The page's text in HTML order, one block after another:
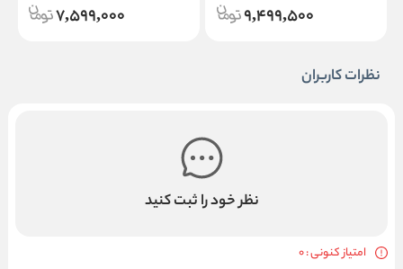
9,499,500
7,599,000
نظرات کاربران
نظر خود را ثبت کنید
امتیاز کنونی : 0